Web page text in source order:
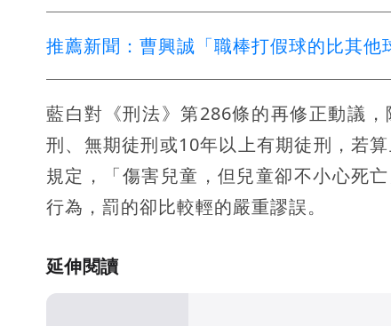
推薦新聞：曹興誠「職棒打假球的比其
藍白對《刑法》第286條的再修正動議
刑、無期徒刑或10年以上有期徒刑，若
規定，「傷害兒童，但兒童卻不小心死
行為，罰的卻比較輕的嚴重謬誤。
延伸閱讀